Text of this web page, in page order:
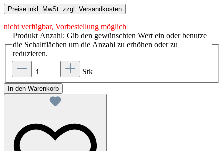
Preise inkl. MwSt. zzgl. Versandkosten
nicht verfügbar, Vorbestellung möglich
Produkt Anzahl: Gib den gewünschten Wert ein oder benutze
die Schaltflächen um die Anzahl zu erhöhen oder zu
reduzieren.
Stk
In den Warenkorb